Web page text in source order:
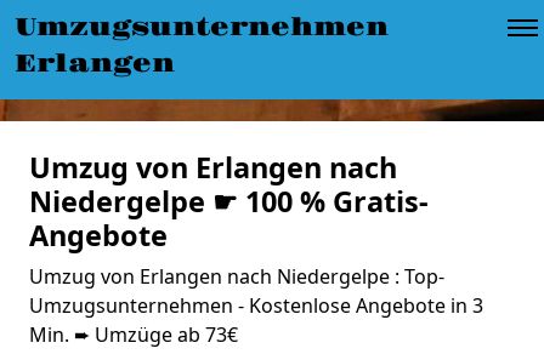
Umzugsunternehmen
Erlangen
Umzug von Erlangen nach
Niedergelpe ☛ 100 % Gratis-
Angebote
Umzug von Erlangen nach Niedergelpe : Top-
Umzugsunternehmen - Kostenlose Angebote in 3
Min. ➨ Umzüge ab 73€